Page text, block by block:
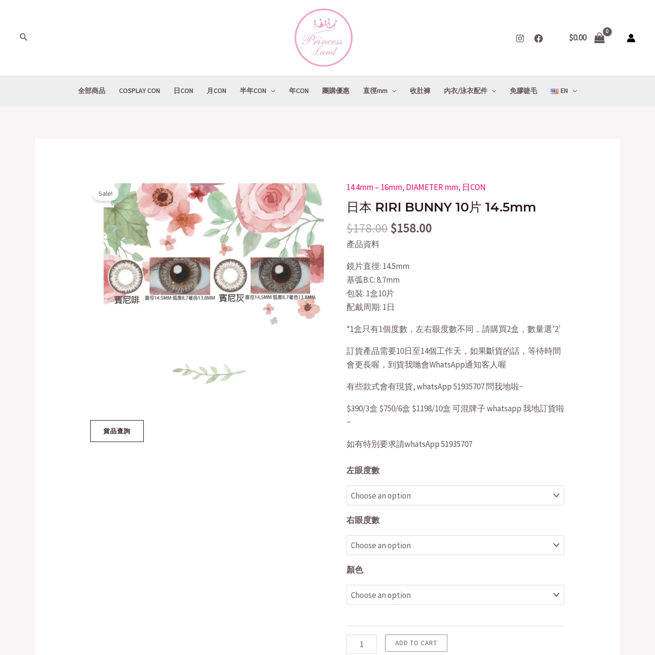
contentSearch $0.00
全部商品 COSPLAY CON 日CON 月CON 半年CON 年CON 團購優惠 直徑mm 收肚褲 內衣/泳衣配件 免膠睫毛 EN
Sale!
14.4mm – 16mm, DIAMETER mm, 日CON
日本 RIRI BUNNY 10片 14.5mm
$178.00
Original
price
was:
$178.00.
$158.00
Current
price
is:
$158.00.
產品資料
鏡片直徑: 14.5mm
基弧B.C: 8.7mm
包裝: 1盒10片
配戴周期: 1日
*1盒只有1個度數，左右眼度數不同，請購買2盒，數量選’2′
訂貨產品需要10日至14個工作天，如果斷貨的話，等待時間
會更長喔，到貨我哋會WhatsApp通知客人喔
有些款式會有現貨, whatsApp 51935707 問我地啦~
$390/3盒 $750/6盒 $1198/10盒 可混牌子 whatsapp 我地訂貨啦
~
如有特別要求請whatsApp 51935707
左眼度數
右眼度數
顏色
日
本
RIRI
BUNNY
10
14.5mm
quantity
ADD TO CART